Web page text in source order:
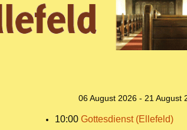
06 August 2026 - 21 August
10:00 Gottesdienst (Ellefeld)